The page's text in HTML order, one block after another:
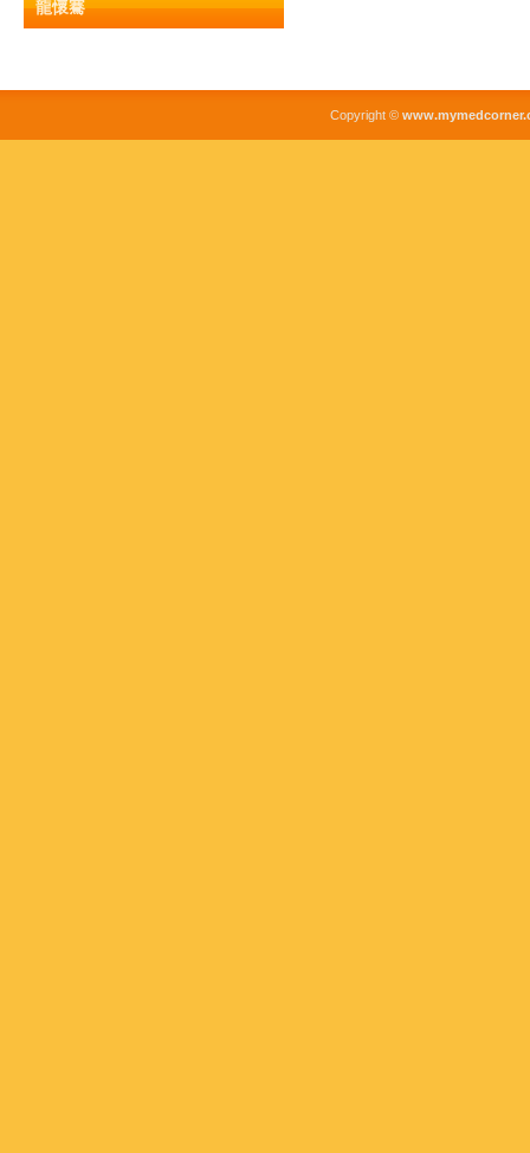
龍懷騫
Copyright ©